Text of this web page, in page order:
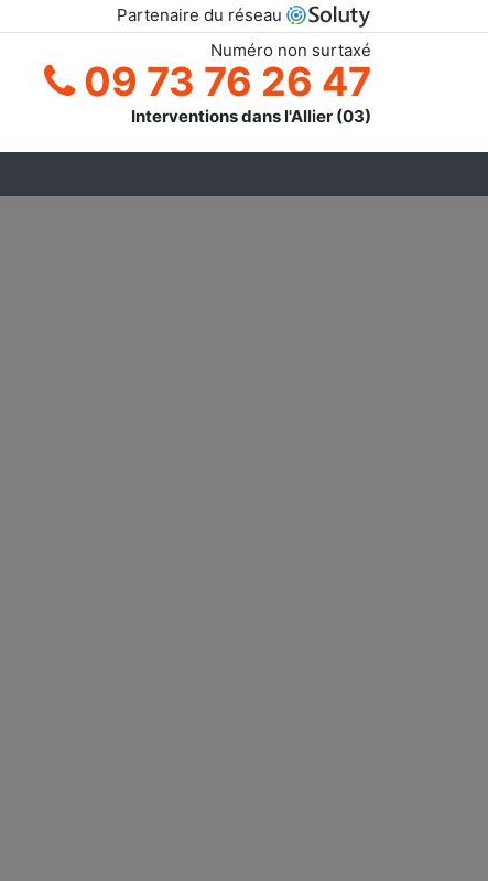
Partenaire du réseau
Numéro non surtaxé
09 73 76 26 47
Interventions dans l'Allier (03)